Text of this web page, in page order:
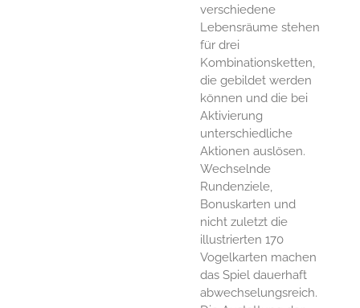
verschiedene
Lebensräume stehen
für drei
Kombinationsketten,
die gebildet werden
können und die bei
Aktivierung
unterschiedliche
Aktionen auslösen.
Wechselnde
Rundenziele,
Bonuskarten und
nicht zuletzt die
illustrierten 170
Vogelkarten machen
das Spiel dauerhaft
abwechselungsreich.